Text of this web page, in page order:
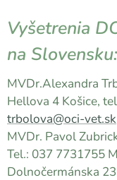
Vyšetrenia
na Slovensku:
MVDr.Alexandra
Hellova 4 Košice,
trbolova@oci-vet.sk
MVDr. Pavol
Tel.: 037 7731755
Dolnočermánska